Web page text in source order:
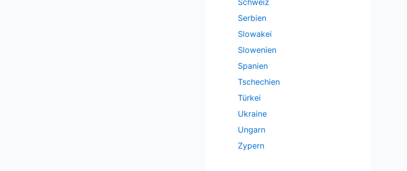
Schweiz
Serbien
Slowakei
Slowenien
Spanien
Tschechien
Türkei
Ukraine
Ungarn
Zypern